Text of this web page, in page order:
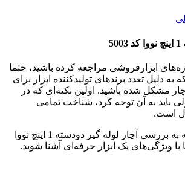
ابزارفروشی مراجعه کرده باشید، حتما
دلیل تعدد برندهای تولیدکننده ابزار برای
مشکل شده باشید. اولین نکته‌ای که در
باید به آن توجه کرد، شناخت تمامی
است.
به همین دلیل در ادامه به بررسی آچار لوله گیر دودسته 1 اینچ نووا